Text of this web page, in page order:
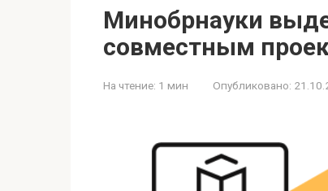
Минобрнауки
совместным
На чтение: 1 мин Опубликовано: